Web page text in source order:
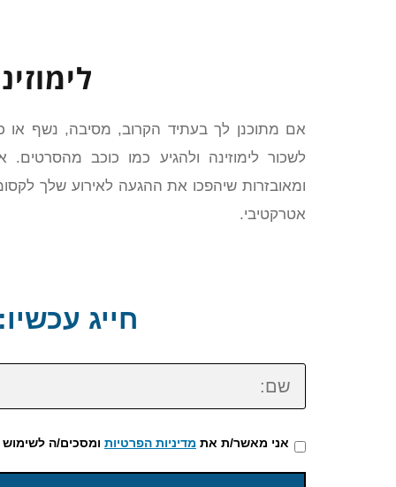
לימוזינה 5
אם מתוכנן לך בעתיד הקרוב, מסיבה, נשף או
ומאובזרות שיהפכו את ההגעה לאירוע שלך
אטרקטיבי.
חייג עכשיו: 072-3922-
שם:
אני מאשר/ת את מדיניות הפרטיות ומסכים/ה